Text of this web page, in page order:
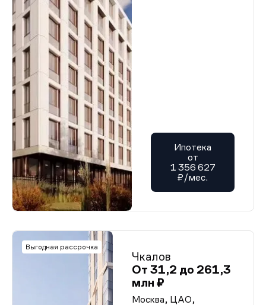
Ипотека
от
1 356 627
₽/мес.
Выгодная рассрочка
Чкалов
От 31,2 до 261,3
млн ₽
Москва, ЦАО,